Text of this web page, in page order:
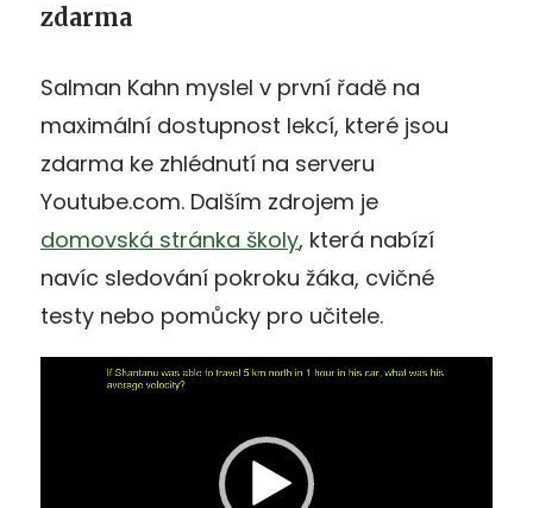
zdarma
Salman Kahn myslel v první řadě na
maximální dostupnost lekcí, které jsou
zdarma ke zhlédnutí na serveru
Youtube.com. Dalším zdrojem je
domovská stránka školy, která nabízí
navíc sledování pokroku žáka, cvičné
testy nebo pomůcky pro učitele.
přehrávač